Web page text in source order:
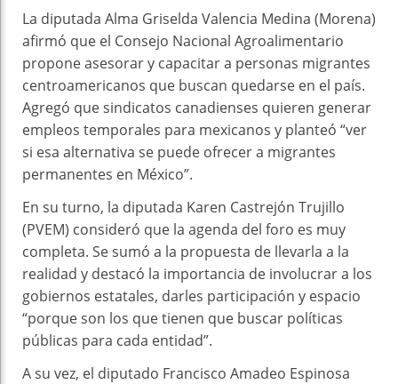
La diputada Alma Griselda Valencia Medina (Morena)
afirmó que el Consejo Nacional Agroalimentario
propone asesorar y capacitar a personas migrantes
centroamericanos que buscan quedarse en el país.
Agregó que sindicatos canadienses quieren generar
empleos temporales para mexicanos y planteó “ver
si esa alternativa se puede ofrecer a migrantes
permanentes en México”.
​En su turno, la diputada Karen Castrejón Trujillo
(PVEM) consideró que la agenda del foro es muy
completa. Se sumó a la propuesta de llevarla a la
realidad y destacó la importancia de involucrar a los
gobiernos estatales, darles participación y espacio
“porque son los que tienen que buscar políticas
públicas para cada entidad”.
A su vez, el diputado Francisco Amadeo Espinosa